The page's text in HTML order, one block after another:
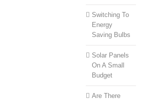
Switching To
Energy
Saving Bulbs
Solar Panels
On A Small
Budget
Are There